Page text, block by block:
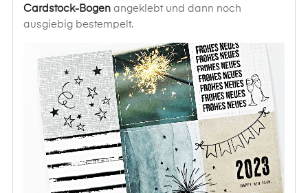
Cardstock-Bogen angeklebt und dann noch
ausgiebig bestempelt.